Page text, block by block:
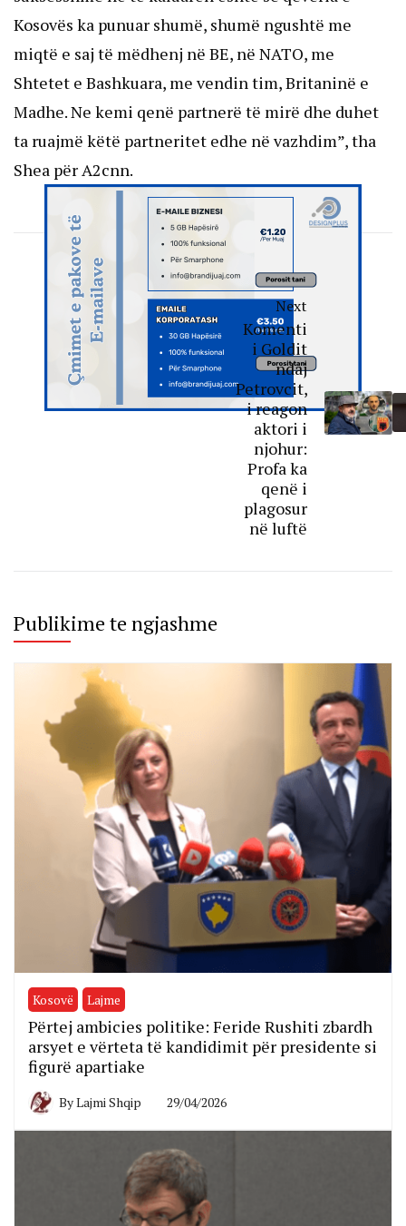
Kosovës ka punuar shumë, shumë ngushtë me
miqtë e saj të mëdhenj në BE, në NATO, me
Shtetet e Bashkuara, me vendin tim, Britaninë e
Madhe. Ne kemi qenë partnerë të mirë dhe duhet
ta ruajmë këtë partneritet edhe në vazhdim”, tha
Shea për A2cnn.
Next
Komenti
i Goldit
ndaj
Petrovcit,
i reagon
aktori i
njohur:
Profa ka
qenë i
plagosur
në luftë
Publikime te ngjashme
Kosovë Lajme
Përtej ambicies politike: Feride Rushiti zbardh
arsyet e vërteta të kandidimit për presidente si
figurë apartiake
ByLajmi Shqip 29/04/2026